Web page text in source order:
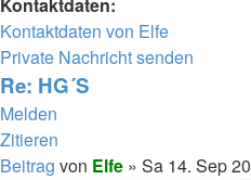
Kontaktdaten:
Kontaktdaten von Elfe
Private Nachricht senden
Re: HG´S
Melden
Zitieren
Beitrag von Elfe » Sa 14. Sep